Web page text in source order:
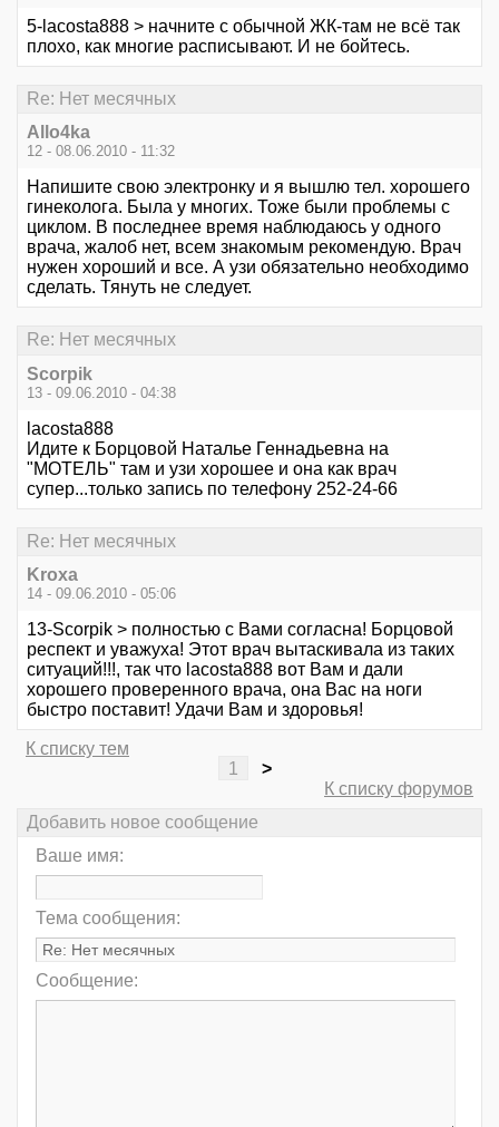
5-lacosta888 > начните с обычной ЖК-там не всё так
плохо, как многие расписывают. И не бойтесь.
Re: Нет месячных
Allo4ka
12 - 08.06.2010 - 11:32
Напишите свою электронку и я вышлю тел. хорошего
гинеколога. Была у многих. Тоже были проблемы с
циклом. В последнее время наблюдаюсь у одного
врача, жалоб нет, всем знакомым рекомендую. Врач
нужен хороший и все. А узи обязательно необходимо
сделать. Тянуть не следует.
Re: Нет месячных
Scorpik
13 - 09.06.2010 - 04:38
lacosta888
Идите к Борцовой Наталье Геннадьевна на
"МОТЕЛЬ" там и узи хорошее и она как врач
супер...только запись по телефону 252-24-66
Re: Нет месячных
Kroxa
14 - 09.06.2010 - 05:06
13-Scorpik > полностью с Вами согласна! Борцовой
респект и уважуха! Этот врач вытаскивала из таких
ситуаций!!!, так что lacosta888 вот Вам и дали
хорошего проверенного врача, она Вас на ноги
быстро поставит! Удачи Вам и здоровья!
К списку тем
1
>
К списку форумов
Добавить новое сообщение
Ваше имя:
Тема сообщения:
Сообщение: